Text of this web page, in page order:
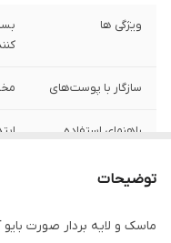
ویژگی ها
سازگار با پوست‌های
راهنمای استفاده
حجم ۱۴۰ میلی‌لیتر
توضیحات
ماسک و لایه بردار صورت بایو